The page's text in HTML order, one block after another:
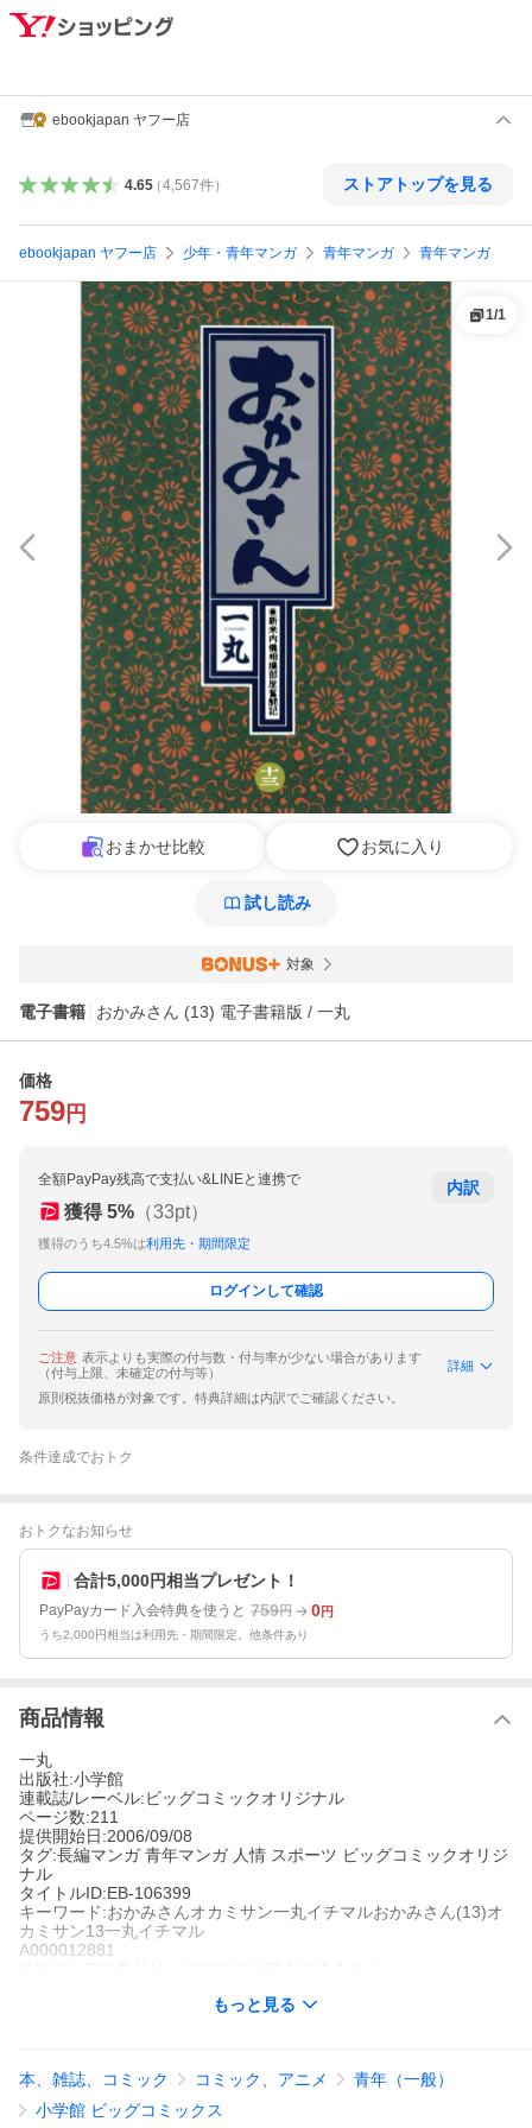
ebookjapan ヤフー店
4.65（4,567件） ストアトップを見る
ebookjapan ヤフー店 少年・青年マンガ 青年マンガ 青年マンガ
1/1
おまかせ比較 お気に入り
試し読み
対象
電子書籍 おかみさん (13) 電子書籍版 / 一丸
価格
759 円
全額PayPay残高で支払い&LINEと連携で
獲得 5% （33pt）
獲得のうち4.5%は利用先・期間限定
内訳
ログインして確認
ご注意 表示よりも実際の付与数・付与率が少ない場合があります
（付与上限、未確定の付与等）
詳細
原則税抜価格が対象です。特典詳細は内訳でご確認ください。
条件達成でおトク
おトクなお知らせ
合計5,000円相当プレゼント！
PayPayカード入会特典を使うと 759円 0円
うち2,000円相当は利用先・期間限定。他条件あり
商品情報
一丸
出版社:小学館
連載誌/レーベル:ビッグコミックオリジナル
ページ数:211
提供開始日:2006/09/08
タグ:長編マンガ 青年マンガ 人情 スポーツ ビッグコミックオリジ
ナル
タイトルID:EB-106399
キーワード:おかみさんオカミサン一丸イチマルおかみさん(13)オ
カミサン13一丸イチマル
A000012881
やってきた。門脇は、春日部屋の力士たちをけなし、チャンコも
ちゃっかり食べ、結局1日中春日部屋にいた。一雄にこのことを話
したはつ子は、「それは脱走じゃないのか」と言われ、おかみさ
もっと見る
本、雑誌、コミック コミック、アニメ
青年（一般）
小学館 ビッグコミックス